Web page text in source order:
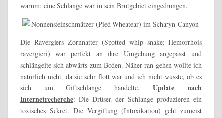
warum; eine Schlange war in sein Brutgebiet eingedrungen.
Die Ravergiers Zornnatter (Spotted whip snake; Hemorrhois
ravergieri) war perfekt an ihre Umgebung angepasst und
schlängelte sich abwärts zum Boden. Näher ran gehen wollte ich
natürlich nicht, da sie sehr flott war und ich nicht wusste, ob es
sich um Giftschlange handelte. Update nach
Internetrecherche: Die Drüsen der Schlange produzieren ein
toxisches Sekret. Die Vergiftung (Intoxikation) geht zumeist